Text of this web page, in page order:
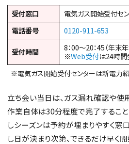
受付窓口
電気ガス開始受付セ
電話番号
0120-911-653
受付時間
8：00～20：45（年末年
※Web受付は24時
※電気ガス開始受付センターは新電力
立ち会い当日は、ガス漏れ確認や使
作業自体は30分程度で完了すること
しシーズンは予約が埋まりやすく窓
し日が決まり次第、できるだけ早く開